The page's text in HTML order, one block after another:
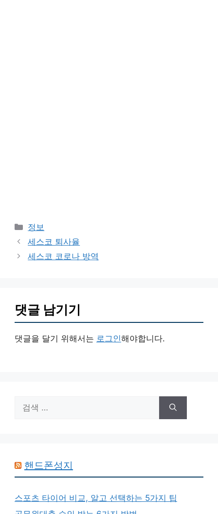
카
테
리
정보
세스코 퇴사율
세스코 코로나 방역
댓글 남기기
댓글을 달기 위해서는 로그인해야합니다.
색:
핸드폰성지
스포츠 타이어 비교, 알고 선택하는 5가지 팁